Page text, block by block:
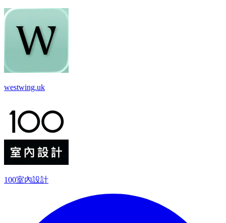
westwing.uk
100室內設計